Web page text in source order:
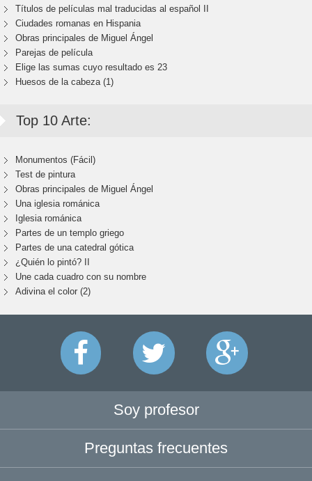
Títulos de películas mal traducidas al español II
Ciudades romanas en Hispania
Obras principales de Miguel Ángel
Parejas de película
Elige las sumas cuyo resultado es 23
Huesos de la cabeza (1)
Top 10 Arte:
Monumentos (Fácil)
Test de pintura
Obras principales de Miguel Ángel
Una iglesia románica
Iglesia románica
Partes de un templo griego
Partes de una catedral gótica
¿Quién lo pintó? II
Une cada cuadro con su nombre
Adivina el color (2)
Soy profesor
Preguntas frecuentes